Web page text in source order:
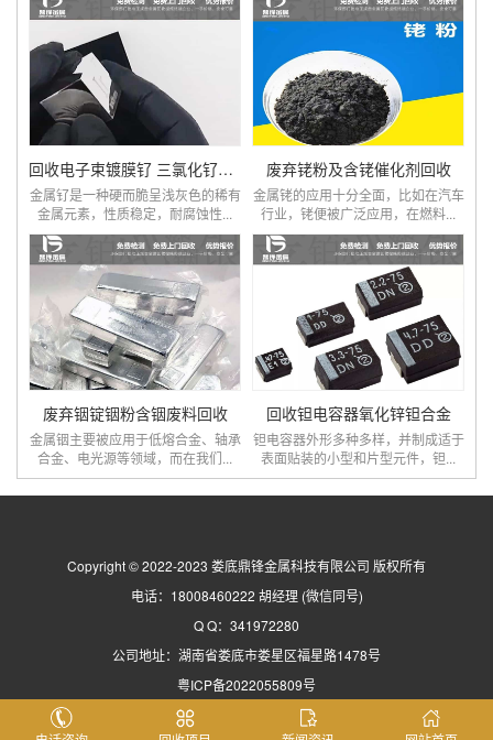
回收电子束镀膜钌 三氯化钌化合物
金属钌是一种硬而脆呈浅灰色的稀有
金属元素，性质稳定，耐腐蚀性...
废弃铑粉及含铑催化剂回收
金属铑的应用十分全面，比如在汽车
行业，铑便被广泛应用，在燃料...
废弃铟锭铟粉含铟废料回收
金属铟主要被应用于低熔合金、轴承
合金、电光源等领域，而在我们...
回收钽电容器氧化锌钽合金
钽电容器外形多种多样，并制成适于
表面贴装的小型和片型元件，钽...
Copyright © 2022-2023 娄底鼎锋金属科技有限公司 版权所有
电话：18008460222 胡经理 (微信同号)
Q Q：341972280
公司地址：湖南省娄底市娄星区福星路1478号
粤ICP备2022055809号